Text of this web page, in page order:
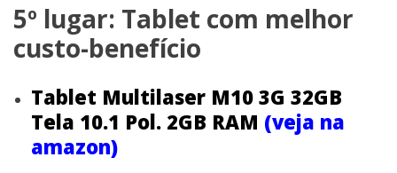
5º lugar: Tablet com melhor
custo-benefício
Tablet Multilaser M10 3G 32GB
Tela 10.1 Pol. 2GB RAM (veja na
amazon)